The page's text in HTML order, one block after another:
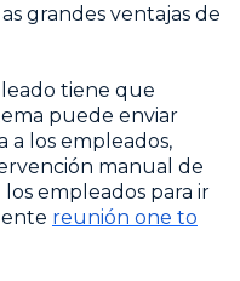
grandes ventajas de
tiene que
puede enviar
los empleados,
manual de
empleados para ir
reunión one to